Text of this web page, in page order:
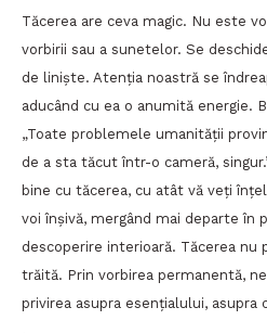
Tăcerea are ceva magic. Nu este
vorbirii sau a sunetelor. Se
de liniște. Atenția noastră se
aducând cu ea o anumită energie.
„Toate problemele umanității
de a sta tăcut într-o cameră,
bine cu tăcerea, cu atât vă veți
voi înșivă, mergând mai departe în
descoperire interioară. Tăcerea
trăită. Prin vorbirea permanentă,
privirea asupra esențialului, asupra